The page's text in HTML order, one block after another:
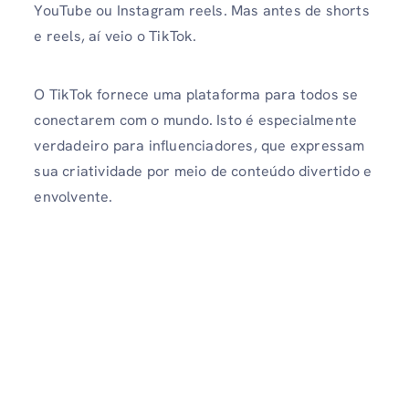
YouTube ou Instagram reels. Mas antes de shorts
e reels, aí veio o TikTok.
O TikTok fornece uma plataforma para todos se
conectarem com o mundo. Isto é especialmente
verdadeiro para influenciadores, que expressam
sua criatividade por meio de conteúdo divertido e
envolvente.